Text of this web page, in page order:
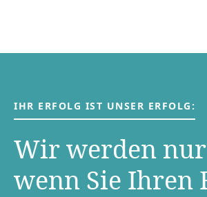
IHR ERFOLG IST UNSER ERFOLG:
Wir werden
wenn Sie Ihren